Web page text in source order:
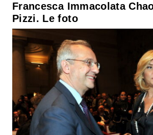
Francesca Immacolata
Pizzi. Le foto